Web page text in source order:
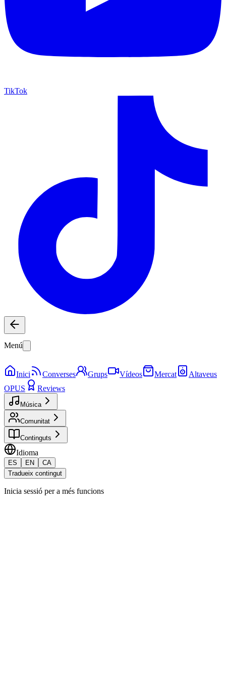
TikTok
Menú
Inici Converses Grups Vídeos Mercat
Altaveus
OPUS
Reviews
Música
Comunitat
Continguts
Idioma
ES EN
CA
Tradueix contingut
Inicia sessió per a més funcions